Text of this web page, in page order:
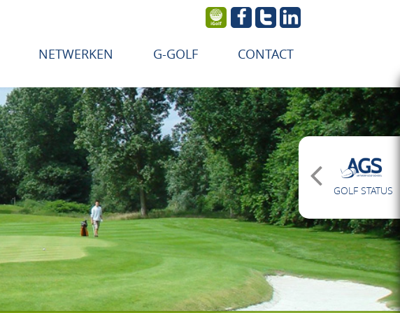
NETWERKEN G-GOLF CONTACT
GOLF STATUS